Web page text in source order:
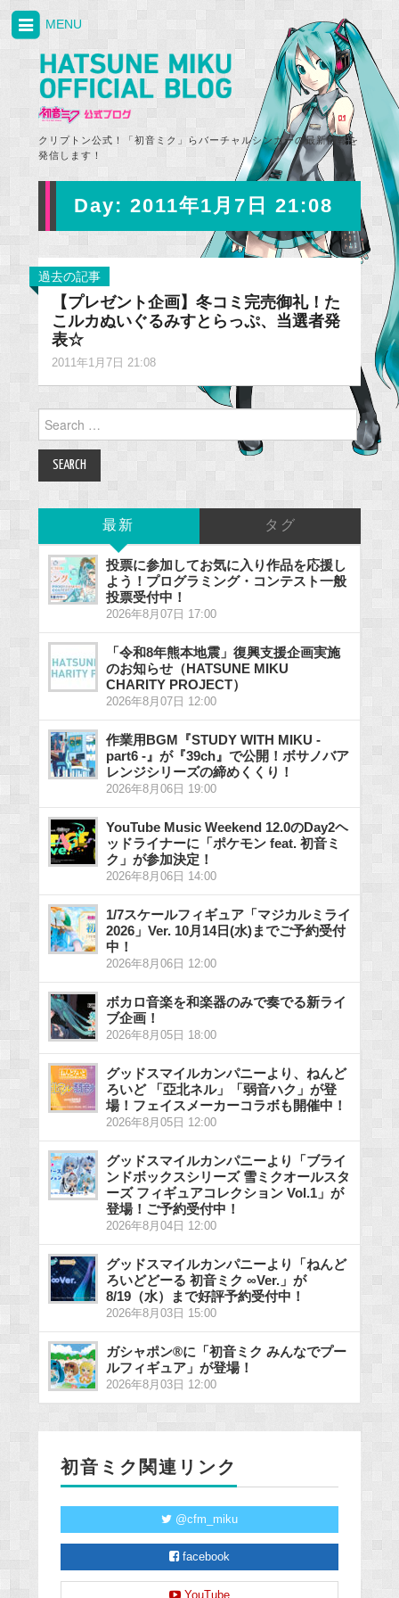
クリプトン公式！「初音ミク」らバーチャルシンガーの最新情報を
発信します！
MENU
Day: 2011年1月7日 21:08
過去の記事
【プレゼント企画】冬コミ完売御礼！た
こルカぬいぐるみすとらっぷ、当選者発
表☆
2011年1月7日 21:08
Search
for:
最新 タグ
投票に参加してお気に入り作品を応援し
よう！プログラミング・コンテスト一般
投票受付中！
2026年8月07日 17:00
「令和8年熊本地震」復興支援企画実施
のお知らせ（HATSUNE MIKU
CHARITY PROJECT）
2026年8月07日 12:00
作業用BGM『STUDY WITH MIKU -
part6 -』が『39ch』で公開！ボサノバア
レンジシリーズの締めくくり！
2026年8月06日 19:00
YouTube Music Weekend 12.0のDay2ヘ
ッドライナーに「ポケモン feat. 初音ミ
ク」が参加決定！
2026年8月06日 14:00
1/7スケールフィギュア「マジカルミライ
2026」Ver. 10月14日(水)までご予約受付
中！
2026年8月06日 12:00
ボカロ音楽を和楽器のみで奏でる新ライ
ブ企画！
2026年8月05日 18:00
グッドスマイルカンパニーより、ねんど
ろいど 「亞北ネル」「弱音ハク」が登
場！フェイスメーカーコラボも開催中！
2026年8月05日 12:00
グッドスマイルカンパニーより「ブライ
ンドボックスシリーズ 雪ミクオールスタ
ーズ フィギュアコレクション Vol.1」が
登場！ご予約受付中！
2026年8月04日 12:00
グッドスマイルカンパニーより「ねんど
ろいどどーる 初音ミク ∞Ver.」が
8/19（水）まで好評予約受付中！
2026年8月03日 15:00
ガシャポン®に「初音ミク みんなでプー
ルフィギュア」が登場！
2026年8月03日 12:00
初音ミク関連リンク
@cfm_miku
facebook